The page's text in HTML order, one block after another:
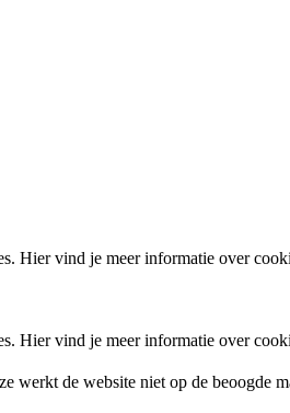
Hier vind je meer informatie over
Hier vind je meer informatie over
de website niet op de beoogde